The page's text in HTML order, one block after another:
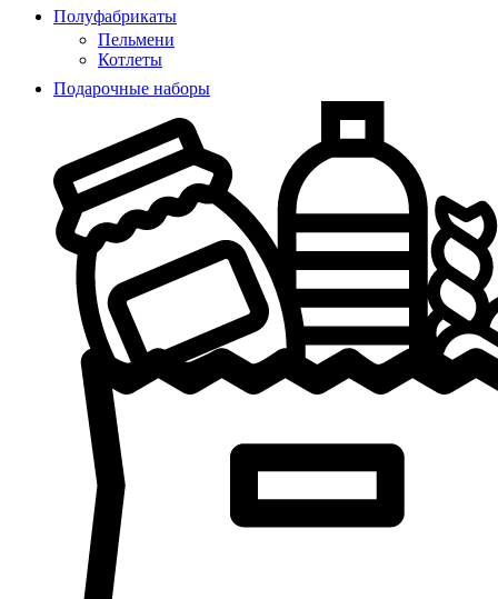
Полуфабрикаты
Пельмени
Котлеты
Подарочные наборы